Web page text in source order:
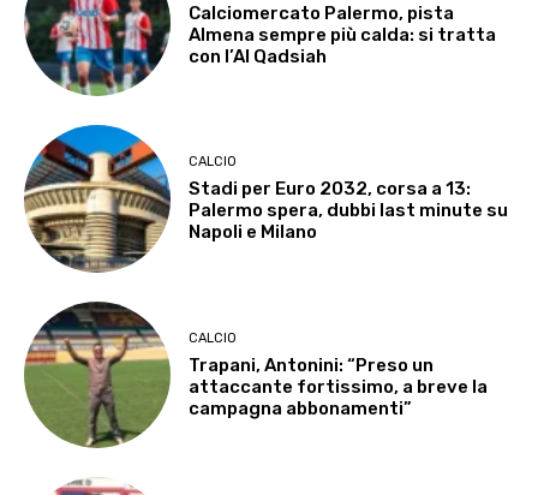
Calciomercato Palermo, pista
Almena sempre più calda: si tratta
con l’Al Qadsiah
CALCIO
Stadi per Euro 2032, corsa a 13:
Palermo spera, dubbi last minute su
Napoli e Milano
CALCIO
Trapani, Antonini: “Preso un
attaccante fortissimo, a breve la
campagna abbonamenti”